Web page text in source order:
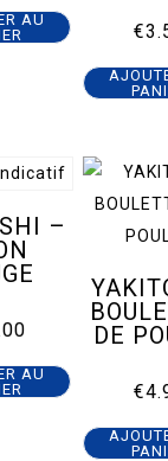
AU
€
–
AU
DE
€